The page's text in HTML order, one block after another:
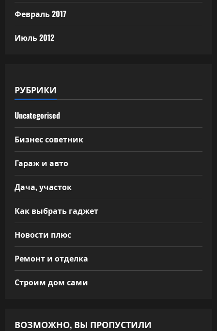
Февраль 2017
Июль 2012
РУБРИКИ
Uncategorised
Бизнес советник
Гараж и авто
Дача, участок
Как выбрать гаджет
Новости плюс
Ремонт и отделка
Строим дом сами
ВОЗМОЖНО, ВЫ ПРОПУСТИЛИ